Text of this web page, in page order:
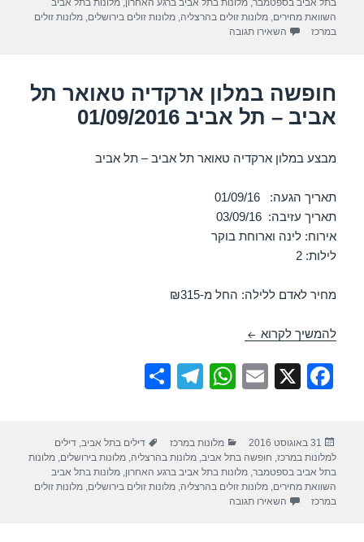
b
o
k
A
a
בתל אביב בספטמבר,מלונות בתל אביב ברגע האחרון,מלונות בתל אביב
השוואת מחירים,מלונות זולים בהרצליה,מלונות זולים בירושלים,מלונות זולים
במרכז
השאירו תגובה
חופשה במלון ארקדיה טאואר תל
אביב – תל אביב 01/09/2016
מבצע במלון ארקדיה טאואר תל אביב – תל אביב
תאריך הגעה: 01/09/16
תאריך עזיבה: 03/09/16
אירוח: לינה וארוחת בוקר
לילות: 2
מחיר לאדם ללילה: החל מ-₪315
להמשיך לקרוא חופשה במלון ארקדיה טאואר תל אביב – תל אביב 01/09/2016
F
e
b
o
X
E
W
s
A
T
gr
a
e
פורסם
בתאריך
31 באוגוסט 2016 קטגוריות
מלונות במרכז תגיות
דילים בתל אביב ,דילים
למלונות במרכז חופשה בתל אביב ,מלונות בהרצליה ,מלונות בירושלים ,מלונות
בתל אביב בספטמבר ,מלונות בתל אביב ברגע האחרון ,מלונות בתל אביב
השוואת מחירים ,מלונות זולים בהרצליה ,מלונות זולים בירושלים ,מלונות זולים
במרכז
השאירו תגובה